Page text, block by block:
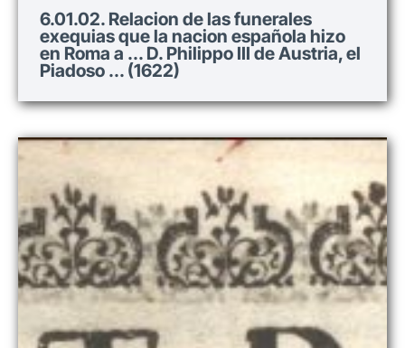
6.01.02. Relacion de las funerales
exequias que la nacion española hizo
en Roma a ... D. Philippo III de Austria, el
Piadoso ... (1622)